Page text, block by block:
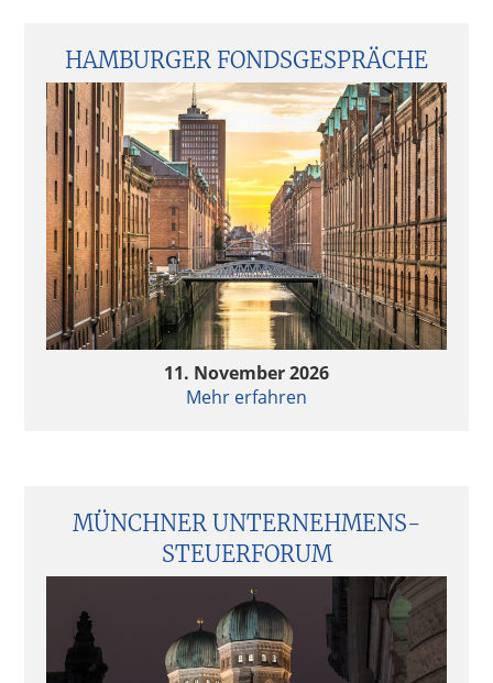
HAMBURGER FONDSGESPRÄCHE
11. November 2026
Mehr erfahren
MÜNCHNER UNTERNEHMENS­
STEUERFORUM